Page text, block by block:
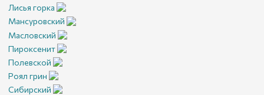
Лисья горка
Мансуровский
Масловский
Пироксенит
Полевской
Роял грин
Сибирский